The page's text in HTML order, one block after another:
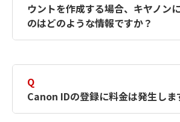
何ですか？Canon IDの作成方
ださい。
ウントを作成する場合、キヤノン
のはどのような情報ですか？
択したサービスから取得しま
簡単に作成できるように、この
Canon IDの登録フォームを入
Q
Canon IDの登録に料金は発生しま